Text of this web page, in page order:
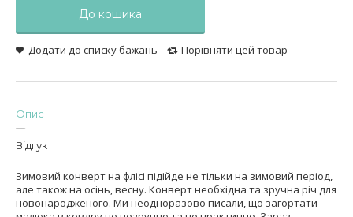
До кошика
Додати до списку бажань Порівняти цей товар
Опис
Відгук
Зимовий конверт на флісі підійде не тільки на зимовий період,
але також на осінь, весну. Конверт необхідна та зручна річ для
новонародженого. Ми неодноразово писали, що загортати